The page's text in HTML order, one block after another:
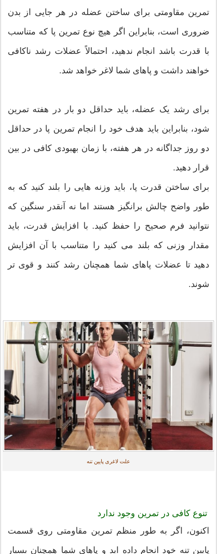
تمرین مقاومتی برای ساختن عضله در هر جایی از بدن
ضروری است، بنابراین اگر هیچ نوع تمرین پا که متناسب
با قدرت باشد انجام ندهید، احتمالاً عضلات رشد ناکافی
خواهند داشت و پاهای شما لاغر خواهد شد.
برای رشد یک عضله، باید حداقل دو بار در هفته تمرین
شود، بنابراین باید هدف خود را انجام تمرین پا در حداقل
دو روز جداگانه در هر هفته، با زمان بهبودی کافی در بین
قرار دهید.
برای ساختن قدرت پا، باید وزنه هایی را بلند کنید که به
طور واضح چالش برانگیز هستند اما نه آنقدر سنگین که
نتوانید فرم صحیح را حفظ کنید. با افزایش قدرت، باید
مقدار وزنی که بلند می کنید را متناسب با آن افزایش
دهید تا عضلات پاهای شما همچنان رشد کنند و قوی تر
شوند.
علت لاغری پایین تنه
تنوع کافی در تمرین وجود ندارد
اکنون، اگر به طور منظم تمرین مقاومتی روی قسمت
پایین تنه خود انجام داده اید و پاهای شما همچنان بسیار